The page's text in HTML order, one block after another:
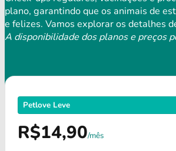
plano, garantindo que os animais de
​​e felizes. Vamos explorar os detalhes
A disponibilidade dos planos e preços
Petlove Leve
R$14,90/mês